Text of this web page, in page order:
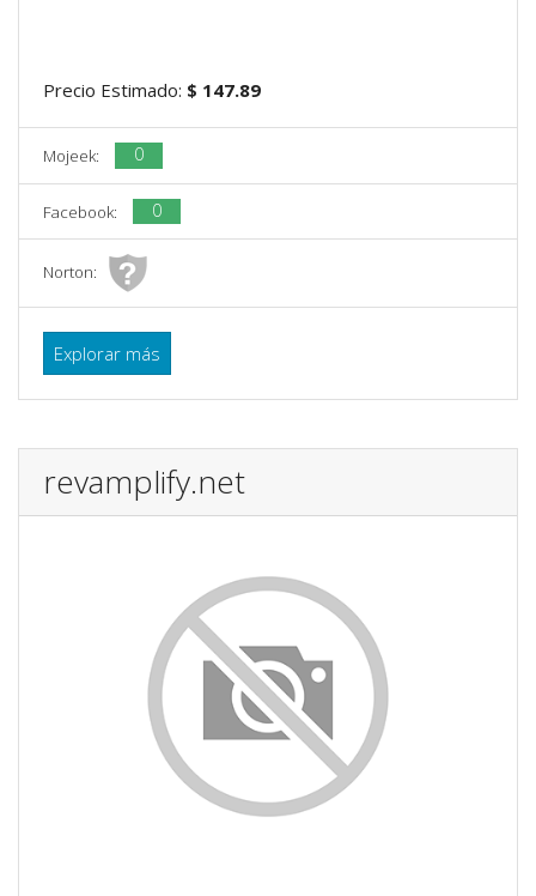
Precio Estimado: $ 147.89
Mojeek: 0
Facebook: 0
Norton:
Explorar más
revamplify.net